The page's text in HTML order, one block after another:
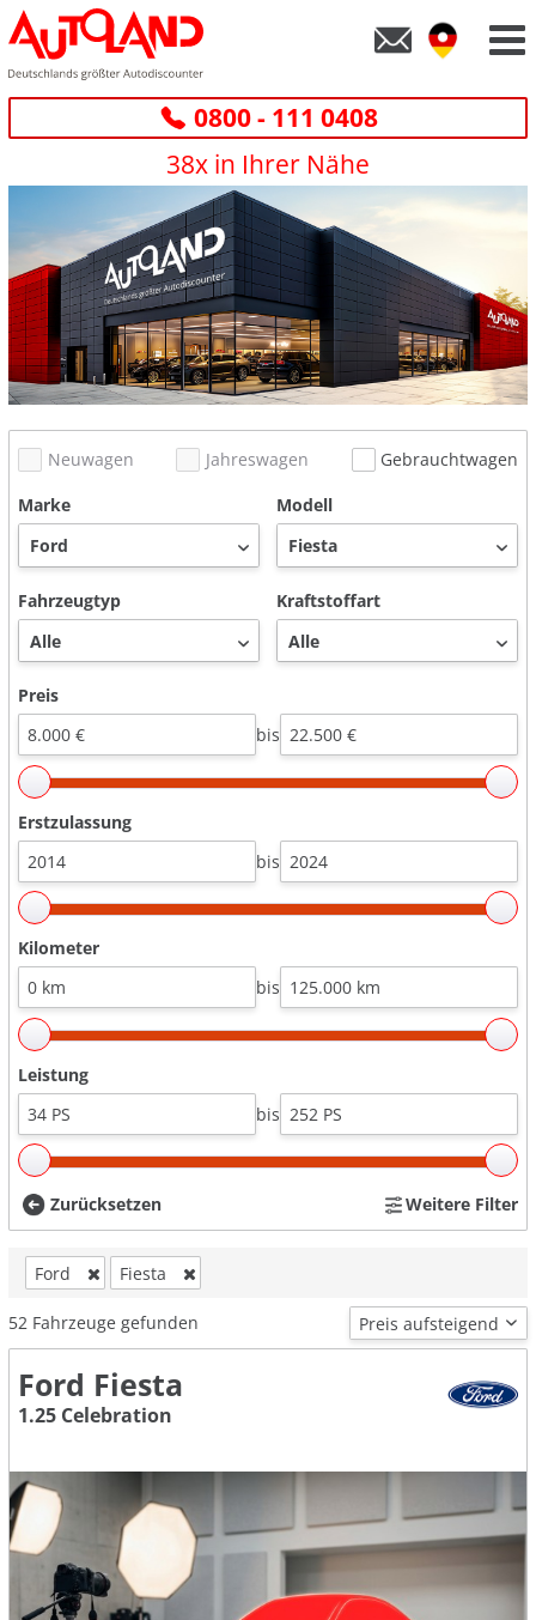
0800 - 111 0408
38x in Ihrer Nähe
Neuwagen Jahreswagen
Gebrauchtwagen
Marke
Modell
Fahrzeugtyp Kraftstoffart
Preis
bis
Erstzulassung
bis
Kilometer
bis
Leistung
bis
Zurücksetzen Weitere Filter
Ford Fiesta
52 Fahrzeuge gefunden
Ford Fiesta
1.25 Celebration